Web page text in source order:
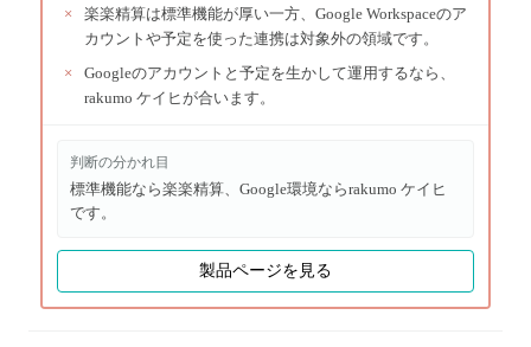
×
楽楽精算は標準機能が厚い一方、Google Workspaceのア
カウントや予定を使った連携は対象外の領域です。
×
Googleのアカウントと予定を生かして運用するなら、
rakumo ケイヒが合います。
判断の分かれ目
標準機能なら楽楽精算、Google環境ならrakumo ケイヒ
です。
製品ページを見る